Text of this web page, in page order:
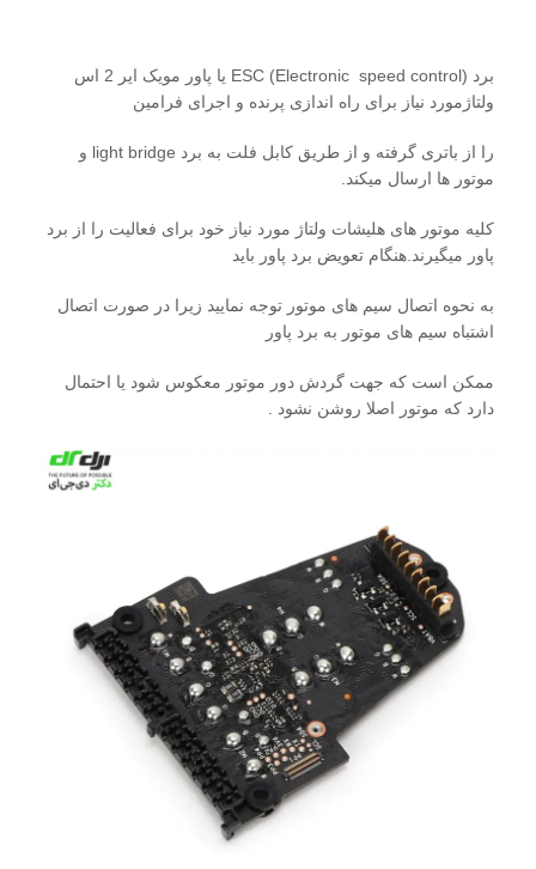
برد ESC (Electronic speed control) یا پاور مویک ایر 2 اس
ولتاژمورد نیاز برای راه اندازی پرنده و اجرای فرامین
را از باتری گرفته و از طریق کابل فلت به برد light bridge و
موتور ها ارسال میکند.
کلیه موتور های هلیشات ولتاژ مورد نیاز خود برای فعالیت را از برد
پاور میگیرند.هنگام تعویض برد پاور باید
به نحوه اتصال سیم های موتور توجه نمایید زیرا در صورت اتصال
اشتباه سیم های موتور به برد پاور
ممکن است که جهت گردش دور موتور معکوس شود یا احتمال
دارد که موتور اصلا روشن نشود .